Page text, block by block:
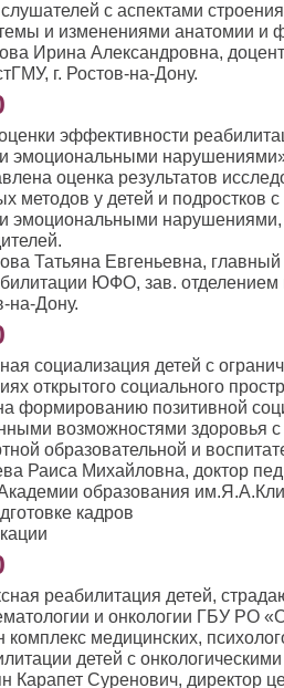
с аспектами
и изменениями анатомии и
Ирина Александровна,
г. Ростов-на-Дону.
эффективности
эмоциональными
оценка результатов
методов у детей и подростков с
эмоциональными нарушениями,
Татьяна Евгеньевна, главный
ЮФО, зав.
на-Дону.
социализация детей с
открытого социального
формированию позитивной
возможностями здоровья
образовательной и
Раиса Михайловна, доктор
образования
кадров
реабилитация детей,
и онкологии ГБУ РО
комплекс медицинских,
детей с
Карапет Суренович, директор